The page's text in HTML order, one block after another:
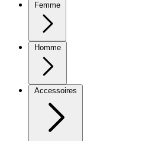
Femme
Homme
Accessoires